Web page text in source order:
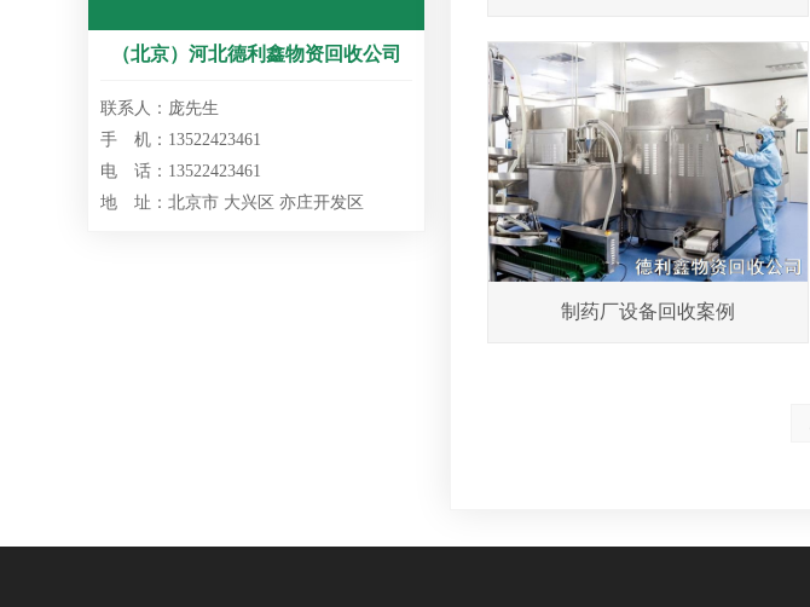
（北京）河北德利鑫物资回收公司
联系人：庞先生
手 机：13522423461
电 话：13522423461
地 址：北京市 大兴区 亦庄开发区
制药厂设备回收案例